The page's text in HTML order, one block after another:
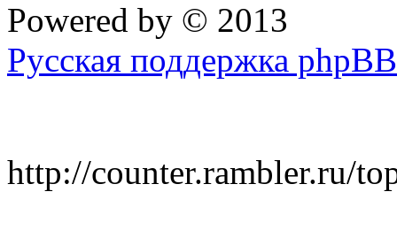
Powered by © 2013
Русская поддержка phpBB
http://counter.rambler.ru/